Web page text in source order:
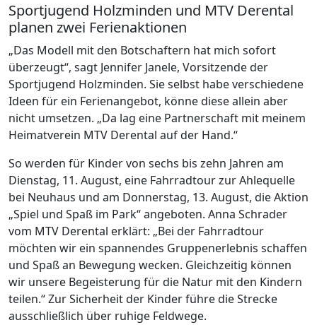
Sportjugend Holzminden und MTV Derental
planen zwei Ferienaktionen
„Das Modell mit den Botschaftern hat mich sofort
überzeugt“, sagt Jennifer Janele, Vorsitzende der
Sportjugend Holzminden. Sie selbst habe verschiedene
Ideen für ein Ferienangebot, könne diese allein aber
nicht umsetzen. „Da lag eine Partnerschaft mit meinem
Heimatverein MTV Derental auf der Hand.“
So werden für Kinder von sechs bis zehn Jahren am
Dienstag, 11. August, eine Fahrradtour zur Ahlequelle
bei Neuhaus und am Donnerstag, 13. August, die Aktion
„Spiel und Spaß im Park“ angeboten. Anna Schrader
vom MTV Derental erklärt: „Bei der Fahrradtour
möchten wir ein spannendes Gruppenerlebnis schaffen
und Spaß an Bewegung wecken. Gleichzeitig können
wir unsere Begeisterung für die Natur mit den Kindern
teilen.“ Zur Sicherheit der Kinder führe die Strecke
ausschließlich über ruhige Feldwege.